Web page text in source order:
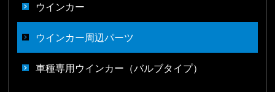
ウインカー
ウインカー周辺パーツ
車種専用ウインカー（バルブタイプ）